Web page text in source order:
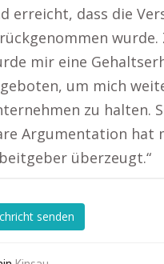
erreicht, dass die
wurde.
mir eine
um mich
zu halten.
Argumentation hat
überzeugt.“
senden